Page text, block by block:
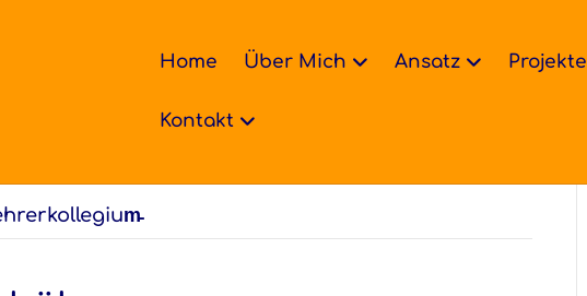
Home Über Mich Ansatz Projekte
Kontakt